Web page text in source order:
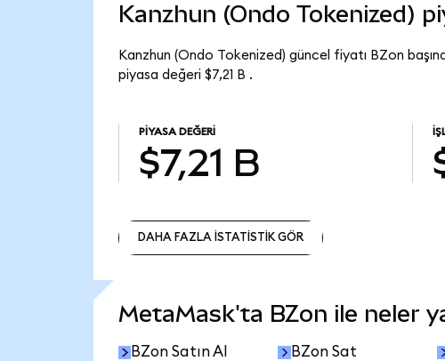
Kanzhun (Ondo Tokenized)
Kanzhun (Ondo Tokenized) güncel fiyatı BZon
piyasa değeri $7,21 B .
PIYASA DEĞERI
$7,21 B
DAHA FAZLA İSTATİSTİK GÖR
MetaMask'ta BZon ile neler
BZon Satın Al BZon Sat